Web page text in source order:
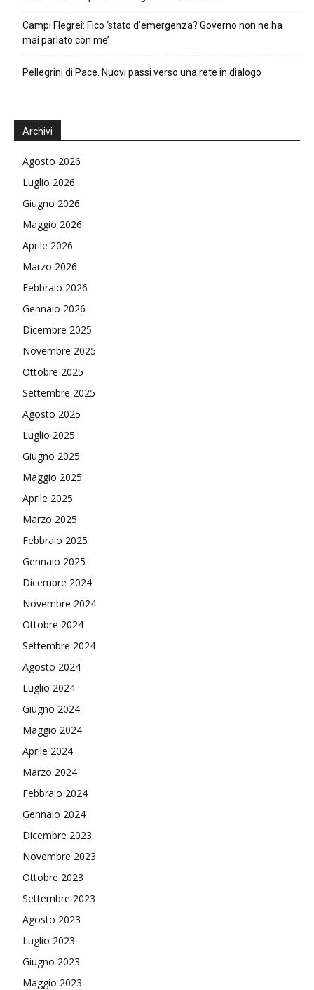
Campi Flegrei: Fico ‘stato d’emergenza? Governo non ne ha
mai parlato con me’
Pellegrini di Pace. Nuovi passi verso una rete in dialogo
Archivi
Agosto 2026
Luglio 2026
Giugno 2026
Maggio 2026
Aprile 2026
Marzo 2026
Febbraio 2026
Gennaio 2026
Dicembre 2025
Novembre 2025
Ottobre 2025
Settembre 2025
Agosto 2025
Luglio 2025
Giugno 2025
Maggio 2025
Aprile 2025
Marzo 2025
Febbraio 2025
Gennaio 2025
Dicembre 2024
Novembre 2024
Ottobre 2024
Settembre 2024
Agosto 2024
Luglio 2024
Giugno 2024
Maggio 2024
Aprile 2024
Marzo 2024
Febbraio 2024
Gennaio 2024
Dicembre 2023
Novembre 2023
Ottobre 2023
Settembre 2023
Agosto 2023
Luglio 2023
Giugno 2023
Maggio 2023